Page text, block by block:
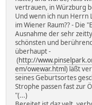
vertrauen, in Würzburg
Und wenn ich nun Herrn
im Wiener Raum?? - Die
Ausnahme der sehr
schönsten und
überhaupt -
(http://
em/owewar.html) läßt
seines Geburtsortes
Strophe passen fast zur
"(...)